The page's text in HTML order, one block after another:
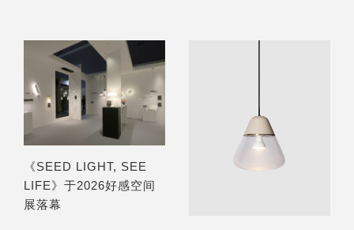
《SEED LIGHT, SEE
LIFE》于2026好感空间
展落幕